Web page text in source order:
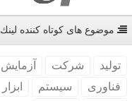
موضوع های كوتاه كننده لینك
تولید شركت
آزمایش
فناوری
سیستم
ابزار